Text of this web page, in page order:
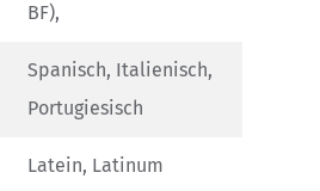
BF),
Spanisch, Italienisch,
Portugiesisch
Latein, Latinum